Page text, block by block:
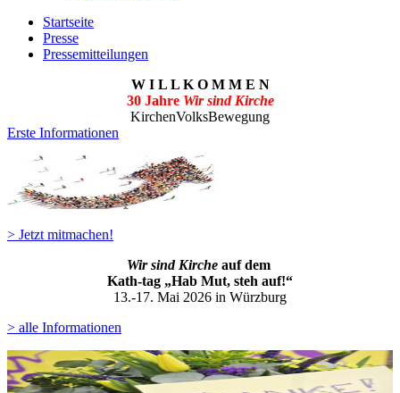
Startseite
Presse
Pressemitteilungen
W I L L K O M M E N
30 Jahre Wir sind Kirche
KirchenVolksBewegung
Erste Informationen
> Jetzt mitmachen!
Wir sind Kirche auf dem
Kath-tag „Hab Mut, steh auf!“
13.-17. Mai 2026 in Würzburg
> alle Informationen